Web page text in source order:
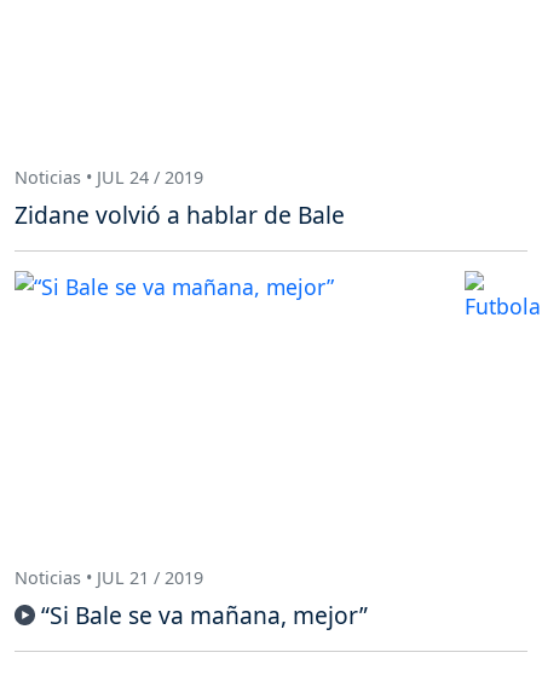
Noticias • JUL 24 / 2019
Zidane volvió a hablar de Bale
Noticias • JUL 21 / 2019
“Si Bale se va mañana, mejor”